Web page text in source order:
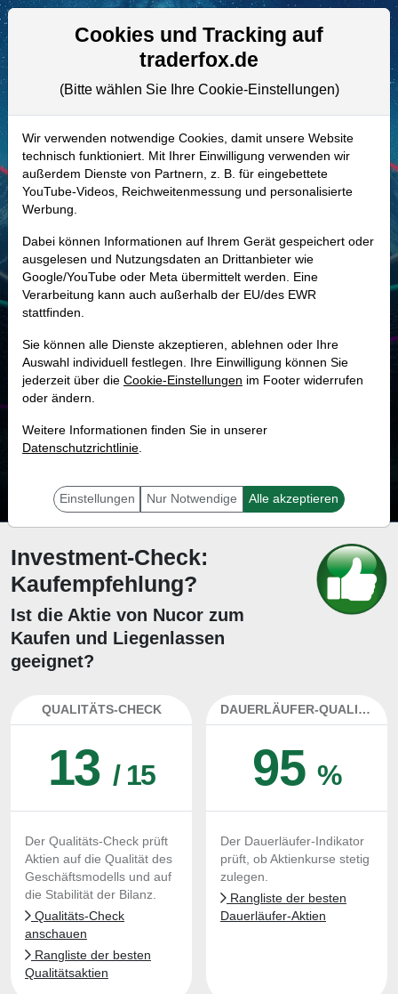
Aktien- und Artikelsuche
851918 | NUE–Nucor Aktie
Realtime-Aktienkurs:
-
-
Marktkapitalisierung 61,95 Mrd. USD
Unternehmenswert 66,36 Mrd. USD
MONKEY-TRADER INDIKATOR
87.7 %
Mit 87.7 % Wahrscheinlichkeit wird selbst der unglücklichst agierende Trader
Investment-Check:
Kaufempfehlung?
Ist die Aktie von Nucor zum
Kaufen und Liegenlassen
geeignet?
QUALITÄTS-CHECK
13 / 15
Der Qualitäts-Check prüft
Aktien auf die Qualität des
Geschäftsmodells und auf
die Stabilität der Bilanz.
Qualitäts-Check
anschauen
Rangliste der besten
Qualitätsaktien
DAUERLÄUFER-QUALITÄTEN
95%
Der Dauerläufer-Indikator
prüft, ob Aktienkurse stetig
zulegen.
Rangliste der besten
Dauerläufer-Aktien
Cookies und Tracking auf
traderfox.de
(Bitte wählen Sie Ihre Cookie-Einstellungen)
Wir verwenden notwendige Cookies, damit unsere Website
technisch funktioniert. Mit Ihrer Einwilligung verwenden wir
außerdem Dienste von Partnern, z. B. für eingebettete
YouTube-Videos, Reichweitenmessung und personalisierte
Werbung.
Dabei können Informationen auf Ihrem Gerät gespeichert oder
ausgelesen und Nutzungsdaten an Drittanbieter wie
Google/YouTube oder Meta übermittelt werden. Eine
Verarbeitung kann auch außerhalb der EU/des EWR
stattfinden.
Sie können alle Dienste akzeptieren, ablehnen oder Ihre
Auswahl individuell festlegen. Ihre Einwilligung können Sie
jederzeit über die Cookie-Einstellungen im Footer widerrufen
oder ändern.
Weitere Informationen finden Sie in unserer
Datenschutzrichtlinie.
Einstellungen Nur Notwendige Alle akzeptieren